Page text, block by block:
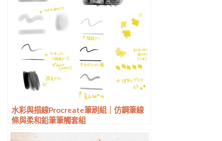
水彩與描線Procreate筆刷組｜仿鋼筆線
條與柔和鉛筆筆觸套組